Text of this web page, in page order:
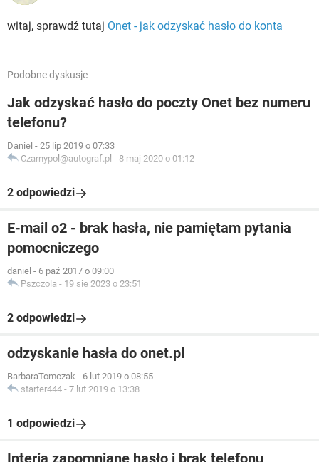
witaj, sprawdź tutaj Onet - jak odzyskać hasło do konta
Podobne dyskusje
Jak odzyskać hasło do poczty Onet bez numeru
telefonu?
Daniel - 25 lip 2019 o 07:33
Czarnypol@autograf.pl - 8 maj 2020 o 01:12
2 odpowiedzi
E-mail o2 - brak hasła, nie pamiętam pytania
pomocniczego
daniel - 6 paź 2017 o 09:00
Pszczola - 19 sie 2023 o 23:51
2 odpowiedzi
odzyskanie hasła do onet.pl
BarbaraTomczak - 6 lut 2019 o 08:55
starter444 - 7 lut 2019 o 13:38
1 odpowiedzi
Interia zapomniane hasło i brak telefonu